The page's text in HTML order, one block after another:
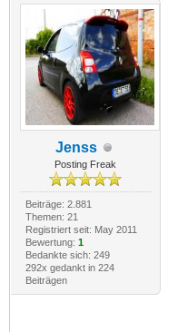
Jenss
Posting Freak
Beiträge: 2.881
Themen: 21
Registriert seit: May 2011
Bewertung: 1
Bedankte sich: 249
292x gedankt in 224
Beiträgen